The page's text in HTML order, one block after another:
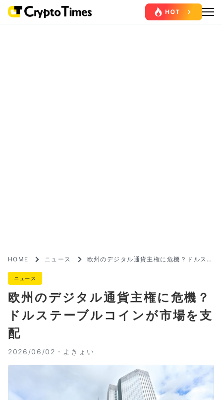
HOME ニュース
欧州のデジタル通貨主権に危機？ドルステ
ニュース
欧州のデジタル通貨主権に危機？
ドルステーブルコインが市場を支
配
2026/06/02・ よきょい